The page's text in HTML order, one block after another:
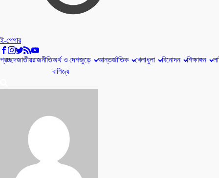
ই-পেপার
প্রচ্ছদজাতীয়রাজনীতিঅর্থ ও
বাণিজ্য
দেশজুড়ে আন্তর্জাতিক খেলাধুলা বিনোদন শিক্ষাঙ্গন